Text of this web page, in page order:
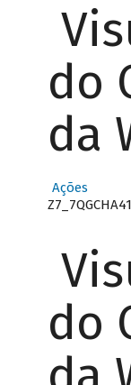
do
da
Ações
do